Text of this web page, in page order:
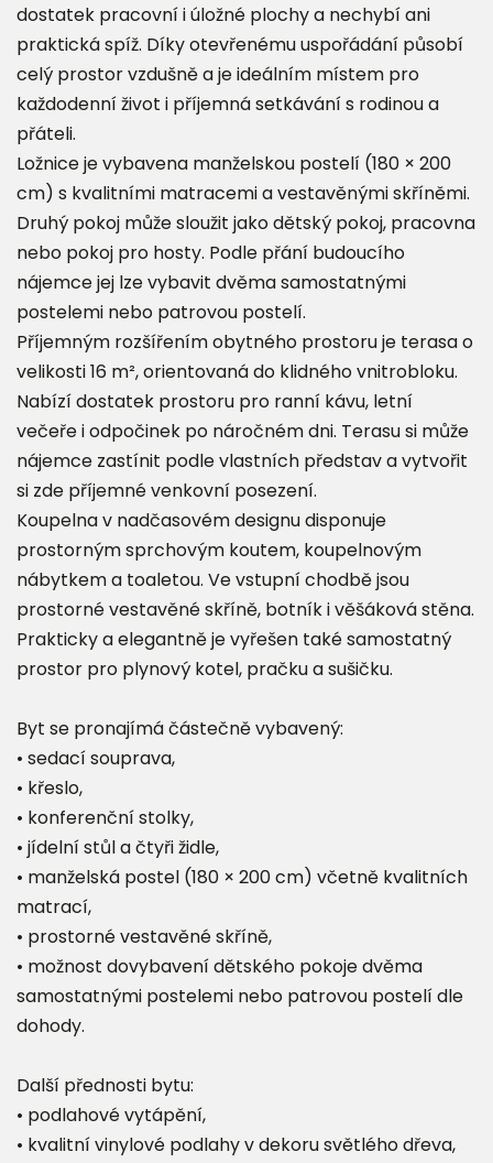
dostatek pracovní i úložné plochy a nechybí ani
praktická spíž. Díky otevřenému uspořádání působí
celý prostor vzdušně a je ideálním místem pro
každodenní život i příjemná setkávání s rodinou a
přáteli.
Ložnice je vybavena manželskou postelí (180 × 200
cm) s kvalitními matracemi a vestavěnými skříněmi.
Druhý pokoj může sloužit jako dětský pokoj, pracovna
nebo pokoj pro hosty. Podle přání budoucího
nájemce jej lze vybavit dvěma samostatnými
postelemi nebo patrovou postelí.
Příjemným rozšířením obytného prostoru je terasa o
velikosti 16 m², orientovaná do klidného vnitrobloku.
Nabízí dostatek prostoru pro ranní kávu, letní
večeře i odpočinek po náročném dni. Terasu si může
nájemce zastínit podle vlastních představ a vytvořit
si zde příjemné venkovní posezení.
Koupelna v nadčasovém designu disponuje
prostorným sprchovým koutem, koupelnovým
nábytkem a toaletou. Ve vstupní chodbě jsou
prostorné vestavěné skříně, botník i věšáková stěna.
Prakticky a elegantně je vyřešen také samostatný
prostor pro plynový kotel, pračku a sušičku.
Byt se pronajímá částečně vybavený:
• sedací souprava,
• křeslo,
• konferenční stolky,
• jídelní stůl a čtyři židle,
• manželská postel (180 × 200 cm) včetně kvalitních
matrací,
• prostorné vestavěné skříně,
• možnost dovybavení dětského pokoje dvěma
samostatnými postelemi nebo patrovou postelí dle
dohody.
Další přednosti bytu:
• podlahové vytápění,
• kvalitní vinylové podlahy v dekoru světlého dřeva,